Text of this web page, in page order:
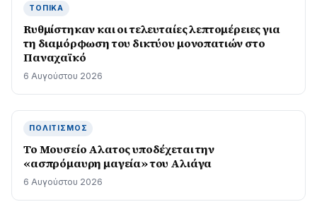
ΤΟΠΙΚΆ
Rυθμίστηκαν και οι τελευταίες λεπτομέρειες για
τη διαμόρφωση του δικτύου μονοπατιών στο
Παναχαϊκό
6 Αυγούστου 2026
ΠΟΛΙΤΙΣΜΌΣ
Το Μουσείο Αλατος υποδέχεται την
«ασπρόμαυρη μαγεία» του Αλιάγα
6 Αυγούστου 2026